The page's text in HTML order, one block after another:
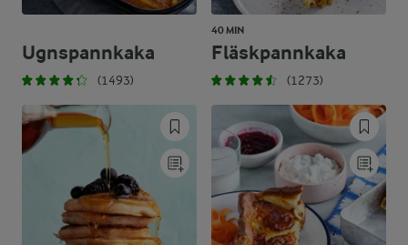
Ugnspannkaka
(1493)
40 MIN
Fläskpannkaka
(1273)